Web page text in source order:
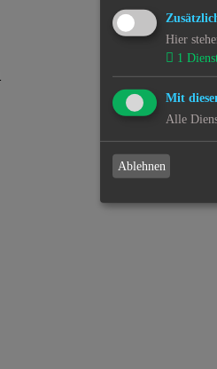
Hier
1
Mit
Alle
Ablehnen